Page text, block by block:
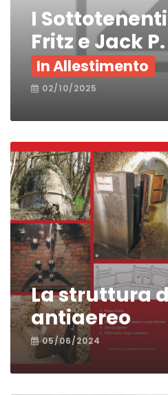
I
Fritz e Jack
In Allestimento
02/10/2025
La struttura
antiaereo
05/06/2024